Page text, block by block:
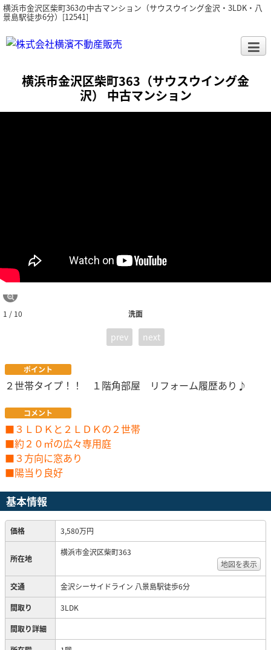
横浜市金沢区柴町363の中古マンション（サウスウイング金沢・3LDK・八
景島駅徒歩6分）[12541]
横浜市金沢区柴町363（サウスウイング金
沢） 中古マンション
洗面
1 / 10
prev next
ポイント
２世帯タイプ！！ １階角部屋 リフォーム履歴あり♪
コメント
■３ＬＤＫと２ＬＤＫの２世帯
■約２０㎡の広々専用庭
■３方向に窓あり
■陽当り良好
基本情報
価格 3,580万円
所在地
横浜市金沢区柴町363
地図を表示
交通 金沢シーサイドライン 八景島駅徒歩6分
間取り 3LDK
間取り詳細